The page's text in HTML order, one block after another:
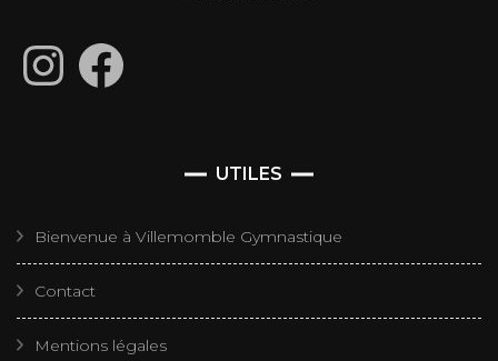
InstagramFacebook
UTILES
Bienvenue à Villemomble Gymnastique
Contact
Mentions légales